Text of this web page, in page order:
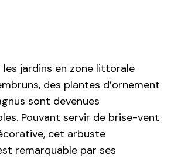
les jardins en zone littorale
des plantes d’ornement
sont devenues
Pouvant servir de brise-vent
cet arbuste
remarquable par ses